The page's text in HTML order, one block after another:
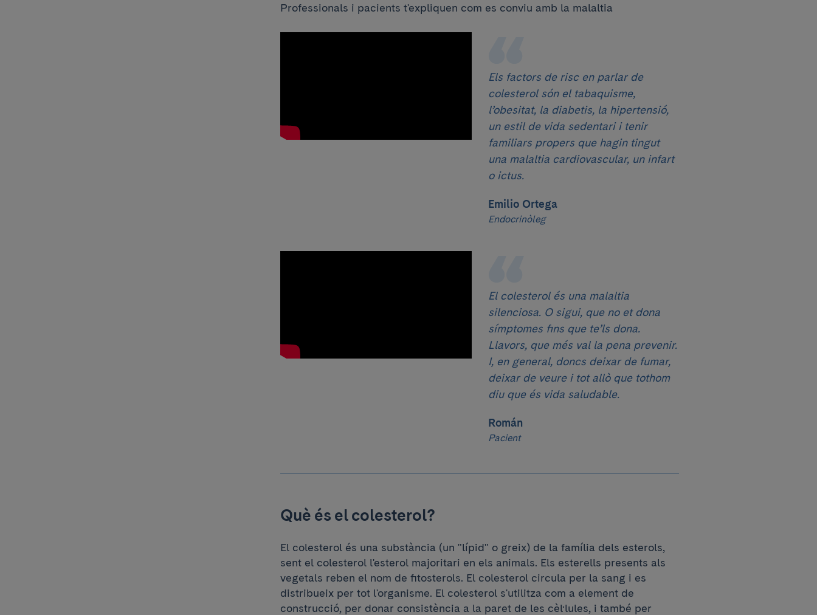
Professionals i pacients t'expliquen com es conviu amb la malaltia
Els factors de risc en parlar de
colesterol són el tabaquisme,
l’obesitat, la diabetis, la hipertensió,
un estil de vida sedentari i tenir
familiars propers que hagin tingut
una malaltia cardiovascular, un infart
o ictus.
Emilio Ortega
Endocrinòleg
El colesterol és una malaltia
silenciosa. O sigui, que no et dona
símptomes fins que te’ls dona.
Llavors, que més val la pena prevenir.
I, en general, doncs deixar de fumar,
deixar de veure i tot allò que tothom
diu que és vida saludable.
Román
Pacient
Què és el colesterol?
El colesterol és una substància (un "lípid" o greix) de la família dels esterols,
sent el colesterol l'esterol majoritari en els animals. Els esterells presents als
vegetals reben el nom de fitosterols. El colesterol circula per la sang i es
distribueix per tot l'organisme. El colesterol s'utilitza com a element de
construcció, per donar consistència a la paret de les cèl·lules, i també per